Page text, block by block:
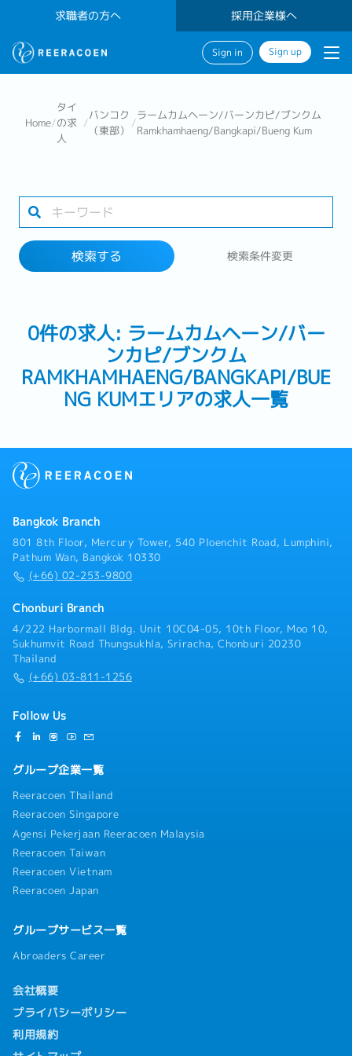
求職者の方へ 採用企業様へ
Sign in Sign up
1 selected
検索する
Home/
タイ
の求
人
/
バンコク
（東部）
/
ラームカムヘーン/バーンカピ/ブンクム
Ramkhamhaeng/Bangkapi/Bueng Kum
検索する 検索条件変更
0件の求人: ラームカムヘーン/バー
ンカピ/ブンクム
RAMKHAMHAENG/BANGKAPI/BUE
NG KUMエリアの求人一覧
Bangkok Branch
801 8th Floor, Mercury Tower, 540 Ploenchit Road, Lumphini,
Pathum Wan, Bangkok 10330
(+66) 02-253-9800
Chonburi Branch
4/222 Harbormall Bldg. Unit 10C04-05, 10th Floor, Moo 10,
Sukhumvit Road Thungsukhla, Sriracha, Chonburi 20230
Thailand
(+66) 03-811-1256
Follow Us
グループ企業一覧
Reeracoen Thailand
Reeracoen Singapore
Agensi Pekerjaan Reeracoen Malaysia
Reeracoen Taiwan
Reeracoen Vietnam
Reeracoen Japan
グループサービス一覧
Abroaders Career
会社概要
プライバシーポリシー
利用規約